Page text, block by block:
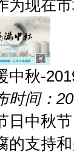
为现在
中秋-
时间：
日中秋
的支持